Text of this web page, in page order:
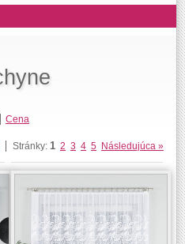
Cena
Stránky: 1 2 3 4 5 Následujúca »